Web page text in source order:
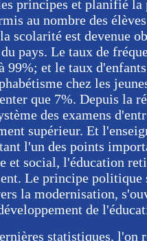
principes et planifié
au nombre des
scolarité est devenue
pays. Le taux de
99%; et le taux
chez les
que 7%. Depuis la
des examens
supérieur. Et
l'un des points
et social, l'éducation
Le principe
la modernisation,
de
statistiques, l'on